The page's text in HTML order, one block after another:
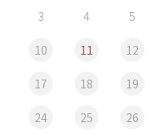
3 4 5
10 11 12
17 18 19
24 25 26